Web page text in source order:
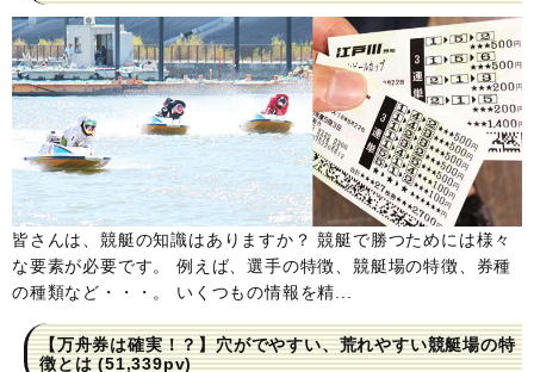
皆さんは、競艇の知識はありますか？ 競艇で勝つためには様々
な要素が必要です。 例えば、選手の特徴、競艇場の特徴、券種
の種類など・・・。 いくつもの情報を精...
【万舟券は確実！？】穴がでやすい、荒れやすい競艇場の特
徴とは(51,339pv)